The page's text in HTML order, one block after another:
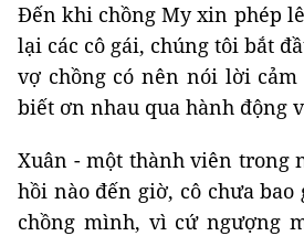
Đến khi chồng My xin phép
lại các cô gái, chúng tôi bắt
vợ chồng có nên nói lời
biết ơn nhau qua hành động
Xuân - một thành viên trong
hồi nào đến giờ, cô chưa
chồng mình, vì cứ ngượng